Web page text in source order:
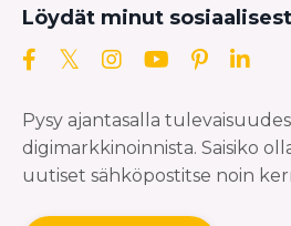
Löydät minut
Pysy ajantasalla
digimarkkinoinnista. Saisiko
uutiset sähköpostitse noin